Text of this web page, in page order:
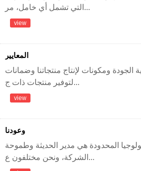
التي تشمل أي خامل، مر...
view
المعايير
الجودة ومكونات لإنتاج منتجاتنا وضمانات
لتوفير منتجات ذات ج...
view
وعودنا
المحدودة هي مدير الحديثة وطموحة
الشركة، ونحن مختلفون ع...